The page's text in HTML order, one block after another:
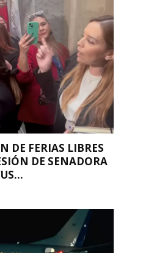
DE FERIAS LIBRES
DE SENADORA